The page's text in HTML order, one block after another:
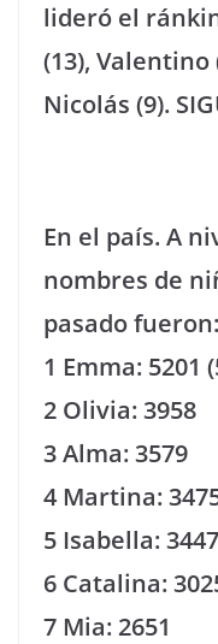
lideró el
(13), Valentino
Nicolás (9).
En el país. A
nombres de
pasado fueron:
1 Emma: 5201
2 Olivia: 3958
3 Alma: 3579
4 Martina:
5 Isabella:
6 Catalina:
7 Mia: 2651